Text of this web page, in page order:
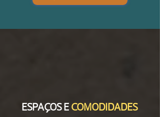
ESPAÇOS ECOMODIDADES